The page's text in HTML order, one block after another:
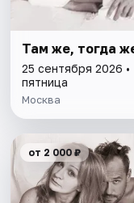
Там же, тогда
25 сентября 2026 •
пятница
Москва
от 2 000 ₽